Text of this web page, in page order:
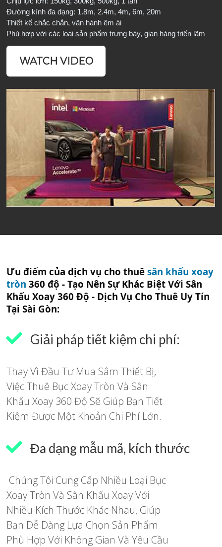
Đường kính đa dạng: 1.8m, 2.4m, 4m, 6m, 20m
Thiết kế chắc chắn, vận hành êm ái
Phù hợp với các loại sản phẩm trưng bày, gian hàng triển lãm
WATCH VIDEO
Ưu điểm của dịch vụ cho thuêsân khấu xoay
tròn 360 độ - Tạo Nên Sự Khác Biệt Với Sân
Khấu Xoay 360 Độ - Dịch Vụ Cho Thuê Uy Tín
Tại Sài Gòn:
Giải pháp tiết kiệm chi phí:
Thay Vì Đầu Tư Mua Sắm Thiết Bị,
Việc Thuê Bục Xoay Tròn Và Sân
Khấu Xoay 360 Độ Sẽ Giúp Bạn Tiết
Kiệm Được Một Khoản Chi Phí Lớn.
Đa dạng mẫu mã, kích thước
Chúng Tôi Cung Cấp Nhiều Loại Bục
Xoay Tròn Và Sân Khấu Xoay Với
Nhiều Kích Thước Khác Nhau, Giúp
Bạn Dễ Dàng Lựa Chọn Sản Phẩm
Phù Hợp Với Không Gian Và Yêu Cầu